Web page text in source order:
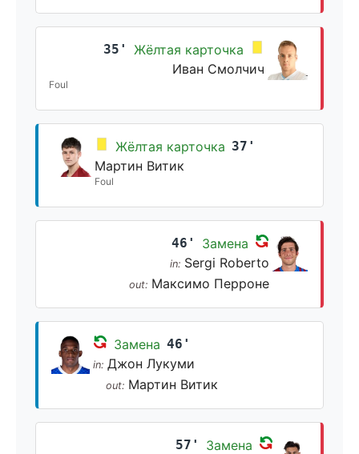
35'
Жёлтая карточка
Иван Смолчич
Foul
Жёлтая карточка 37'
Мартин Витик
Foul
46' Замена
in: Sergi Roberto
out: Максимо Перроне
Замена 46'
in: Джон Лукуми
out: Мартин Витик
57' Замена